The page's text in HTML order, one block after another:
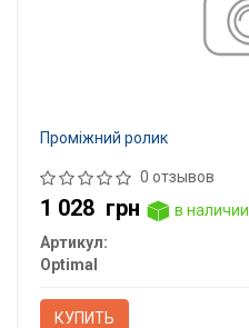
Проміжний ролик
0 отзывов
1 028 грн
в наличии
Артикул:
Optimal
КУПИТЬ